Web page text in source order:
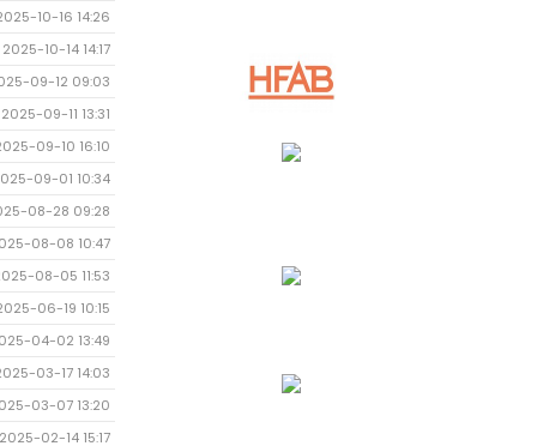
10-16 14:26
2025-10-14 14:17
09-12 09:03
2025-09-11 13:31
09-10 16:10
09-01 10:34
08-28 09:28
08-08 10:47
08-05 11:53
06-19 10:15
04-02 13:49
03-17 14:03
03-07 13:20
2025-02-14 15:17